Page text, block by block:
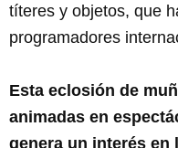
títeres y objetos, que
programadores
Esta eclosión de
animadas en
genera un interés en